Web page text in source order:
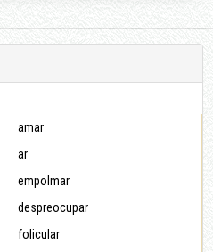
amar
ar
empolmar
despreocupar
folicular